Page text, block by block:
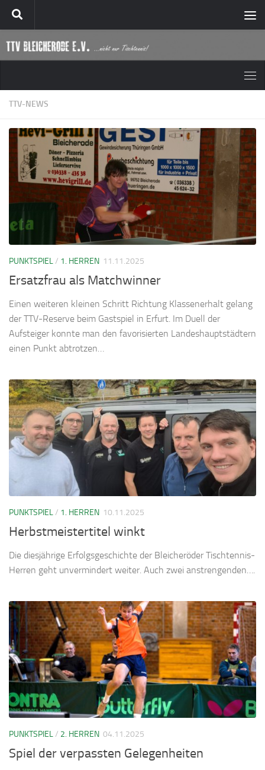
Zum Inhalt springen
TTV-NEWS
PUNKTSPIEL/ 1. HERREN 11.11.2025
Ersatzfrau als Matchwinner
Einen weiteren kleinen Schritt Richtung Klassenerhalt gelang
der TTV-Reserve beim Gastspiel in Erfurt. Im Duell der
Aufsteiger konnte man den favorisierten Landeshauptstädtern
einen Punkt abtrotzen…
PUNKTSPIEL/ 1. HERREN 10.11.2025
Herbstmeistertitel winkt
Die diesjährige Erfolgsgeschichte der Bleicheröder Tischtennis-
Herren geht unvermindert weiter. Auch zwei anstrengenden….
PUNKTSPIEL/ 2. HERREN 04.11.2025
Spiel der verpassten Gelegenheiten